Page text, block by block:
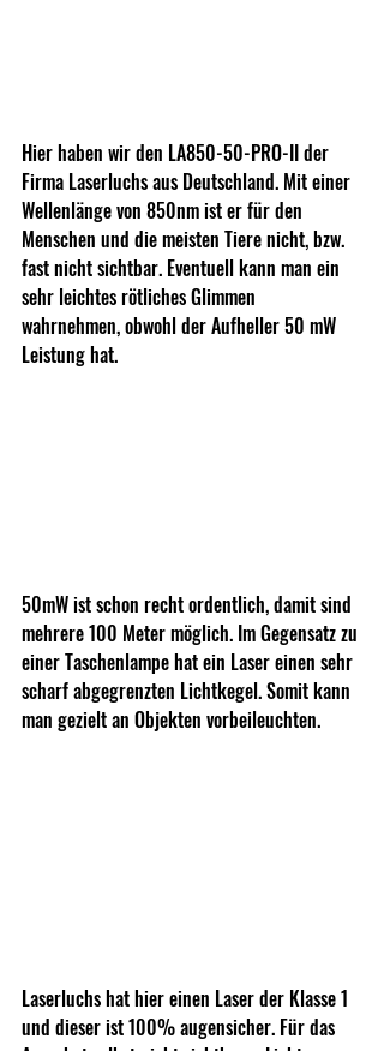
Hier haben wir den LA850-50-PRO-II der
Firma Laserluchs aus Deutschland. Mit einer
Wellenlänge von 850nm ist er für den
Menschen und die meisten Tiere nicht, bzw.
fast nicht sichtbar. Eventuell kann man ein
sehr leichtes rötliches Glimmen
wahrnehmen, obwohl der Aufheller 50 mW
Leistung hat.
50mW ist schon recht ordentlich, damit sind
mehrere 100 Meter möglich. Im Gegensatz zu
einer Taschenlampe hat ein Laser einen sehr
scharf abgegrenzten Lichtkegel. Somit kann
man gezielt an Objekten vorbeileuchten.
Laserluchs hat hier einen Laser der Klasse 1
und dieser ist 100% augensicher. Für das